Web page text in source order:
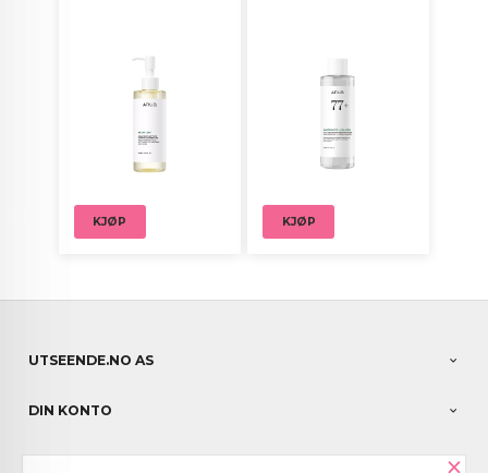
KJØP KJØP
UTSEENDE.NO AS
DIN KONTO
NYHETSBREV